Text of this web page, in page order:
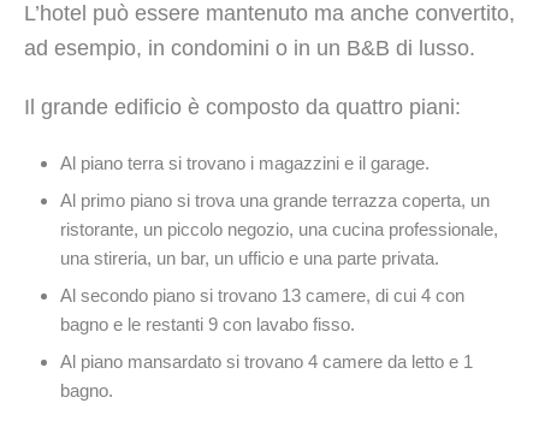
L’hotel può essere mantenuto ma anche convertito,
ad esempio, in condomini o in un B&B di lusso.
Il grande edificio è composto da quattro piani:
Al piano terra si trovano i magazzini e il garage.
Al primo piano si trova una grande terrazza coperta, un
ristorante, un piccolo negozio, una cucina professionale,
una stireria, un bar, un ufficio e una parte privata.
Al secondo piano si trovano 13 camere, di cui 4 con
bagno e le restanti 9 con lavabo fisso.
Al piano mansardato si trovano 4 camere da letto e 1
bagno.